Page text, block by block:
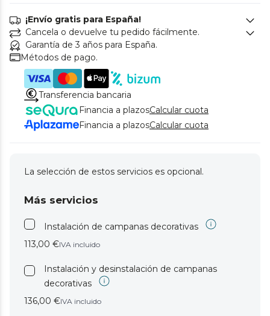
¡Envío gratis para España!
Cancela o devuelve tu pedido fácilmente.
Garantía de 3 años para España.
Métodos de pago.
Transferencia bancaria
Financia a plazosCalcular cuota
Financia a plazosCalcular cuota
La selección de estos servicios es opcional.
Más servicios
Instalación de campanas decorativas
113,00 €IVA incluido
Instalación y desinstalación de campanas
decorativas
136,00 €IVA incluido